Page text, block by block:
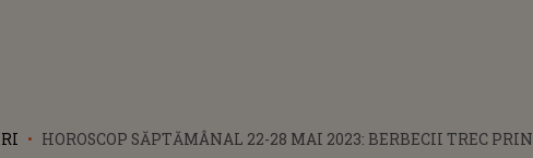
HOROSCOP SĂPTĂMÂNAL 22-28 MAI 2023: BERBECII TREC PRIN